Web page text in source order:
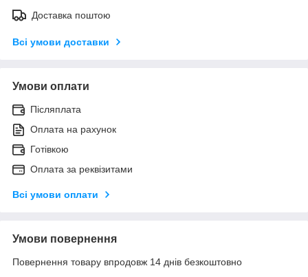
Доставка поштою
Всі умови доставки
Умови оплати
Післяплата
Оплата на рахунок
Готівкою
Оплата за реквізитами
Всі умови оплати
Умови повернення
Повернення товару впродовж 14 днів безкоштовно